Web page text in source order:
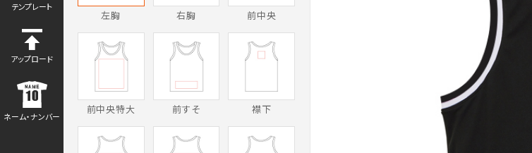
テンプレート
アップロード
ネーム・ナンバー